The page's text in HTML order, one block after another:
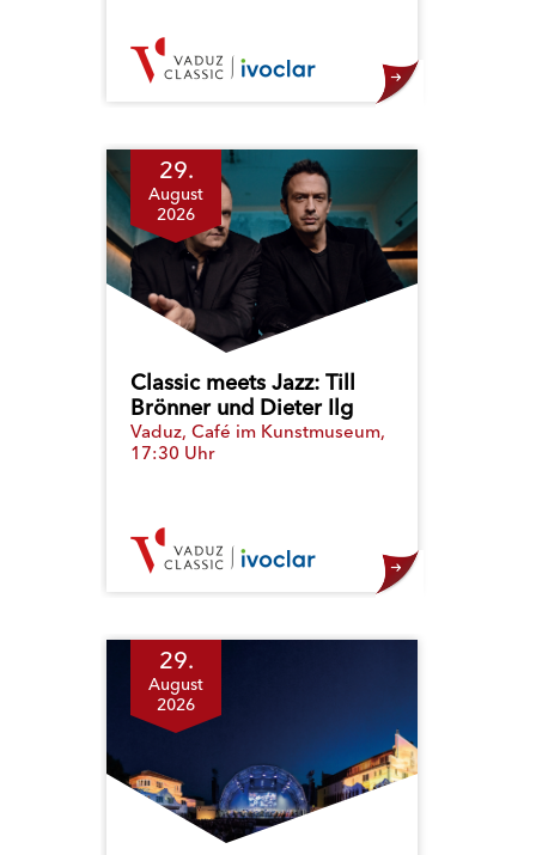
29.
August
2026
Classic meets Jazz: Till
Brönner und Dieter Ilg
Vaduz, Café im Kunstmuseum,
17:30 Uhr
29.
August
2026